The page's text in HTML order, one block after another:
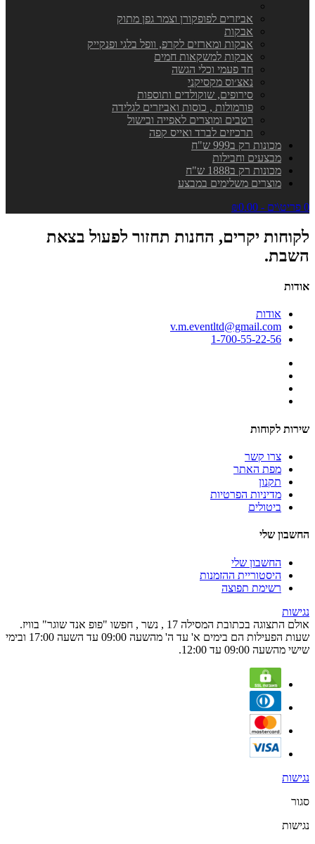
אביזרים לפופקורן וצמר גפן מתוק
אבקות
אבקות ומארזים לקרפ, וופל בלגי ופנקייק
אבקות למשקאות חמים
חד פעמי וכלי הגשה
נאצ׳וס מקסיקני
סירופים, שוקולדים ותוספות
פורמולות , כוסות ואביזרים לגלידה
רטבים ומוצרים לאפייה ובישול
תרכיזים לברד ואייס קפה
מכונות רק ב999 ש"ח
מבצעים וחבילות
מכונות רק ב1888 ש"ח
מוצרים משלימים במבצע
0 פריט\ים - ₪0.00
לקוחות יקרים, החנות תחזור לפעול בצאת
השבת.
אודות
אודות
v.m.eventltd@gmail.com
1-700-55-22-56
שירות לקוחות
צרו קשר
מפת האתר
תקנון
מדיניות הפרטיות
ביטולים
החשבון שלי
החשבון שלי
היסטוריית ההזמנות
רשימת תפוצה
נגישות
אולם התצוגה בכתובת המסילה 17 , נשר , חפשו "פופ אנד שוגר" בוויז.
שעות הפעילות הם בימים א' עד ה' מהשעה 09:00 עד השעה 17:00 ובימי
שישי מהשעה 09:00 עד 12:00.
נגישות
סגור
נגישות